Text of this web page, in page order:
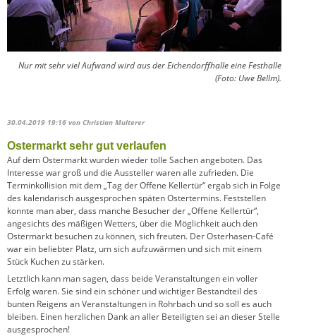
Nur mit sehr viel Aufwand wird aus der Eichendorffhalle eine Festhalle
(Foto: Uwe Bellm).
30.04.2019 19:16 von Christian Multerer
Ostermarkt sehr gut verlaufen
Auf dem Ostermarkt wurden wieder tolle Sachen angeboten. Das
Interesse war groß und die Aussteller waren alle zufrieden. Die
Terminkollision mit dem „Tag der Offene Kellertür“ ergab sich in Folge
des kalendarisch ausgesprochen späten Ostertermins. Feststellen
konnte man aber, dass manche Besucher der „Offene Kellertür“,
angesichts des mäßigen Wetters, über die Möglichkeit auch den
Ostermarkt besuchen zu können, sich freuten. Der Osterhasen-Café
war ein beliebter Platz, um sich aufzuwärmen und sich mit einem
Stück Kuchen zu stärken.
Letztlich kann man sagen, dass beide Veranstaltungen ein voller
Erfolg waren. Sie sind ein schöner und wichtiger Bestandteil des
bunten Reigens an Veranstaltungen in Rohrbach und so soll es auch
bleiben. Einen herzlichen Dank an aller Beteiligten sei an dieser Stelle
ausgesprochen!